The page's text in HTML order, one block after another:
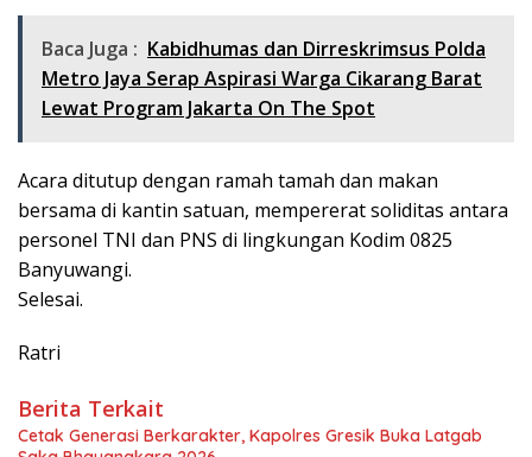
Baca Juga : Kabidhumas dan Dirreskrimsus Polda
Metro Jaya Serap Aspirasi Warga Cikarang Barat
Lewat Program Jakarta On The Spot
Acara ditutup dengan ramah tamah dan makan
bersama di kantin satuan, mempererat soliditas antara
personel TNI dan PNS di lingkungan Kodim 0825
Banyuwangi.
Selesai.
Ratri
Berita Terkait
Cetak Generasi Berkarakter, Kapolres Gresik Buka Latgab